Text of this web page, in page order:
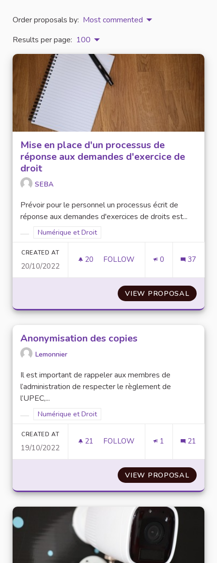
Order proposals by: Most commented
Results per page: 100
Mise en place d'un processus de
réponse aux demandes d'exercice de
droit
SEBA
Prévoir pour le personnel un processus écrit de
réponse aux demandes d'exercices de droits est...
Filter results for category:
Filter results for scope: Numérique et Droit
Numérique et Droit
CREATED AT
20/10/2022
20 20 FOLLOWERS
FOLLOW 0 37
VIEW PROPOSALMISE
Anonymisation des copies
Lemonnier
Il est important de rappeler aux membres de
l’administration de respecter le règlement de
l’UPEC,...
Filter results for category:
Filter results for scope: Numérique et Droit
Numérique et Droit
CREATED AT
19/10/2022
21 21 FOLLOWERS
FOLLOW 1 21
VIEW PROPOSAL